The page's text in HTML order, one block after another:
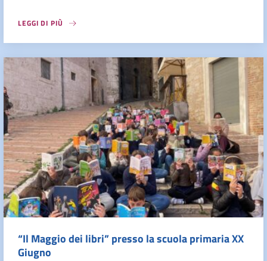
LEGGI DI PIÙ
“Il Maggio dei libri” presso la scuola primaria XX
Giugno